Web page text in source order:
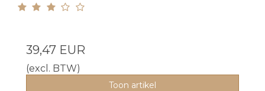
39,47 EUR
(excl. BTW)
Toon artikel